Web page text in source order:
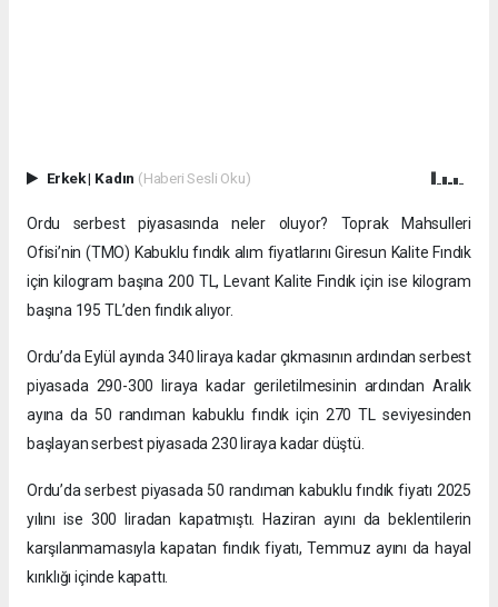
Erkek| Kadın (Haberi Sesli Oku)
Ordu serbest piyasasında neler oluyor? Toprak Mahsulleri
Ofisi’nin (TMO) Kabuklu fındık alım fiyatlarını Giresun Kalite Fındık
için kilogram başına 200 TL, Levant Kalite Fındık için ise kilogram
başına 195 TL’den fındık alıyor.
Ordu’da Eylül ayında 340 liraya kadar çıkmasının ardından serbest
piyasada 290-300 liraya kadar geriletilmesinin ardından Aralık
ayına da 50 randıman kabuklu fındık için 270 TL seviyesinden
başlayan serbest piyasada 230 liraya kadar düştü.
Ordu’da serbest piyasada 50 randıman kabuklu fındık fiyatı 2025
yılını ise 300 liradan kapatmıştı. Haziran ayını da beklentilerin
karşılanmamasıyla kapatan fındık fiyatı, Temmuz ayını da hayal
kırıklığı içinde kapattı.